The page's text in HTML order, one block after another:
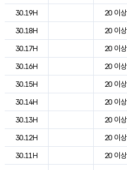
30.19H
20 이상
30.18H
20 이상
30.17H
20 이상
30.16H
20 이상
30.15H
20 이상
30.14H
20 이상
30.13H
20 이상
30.12H
20 이상
30.11H
20 이상